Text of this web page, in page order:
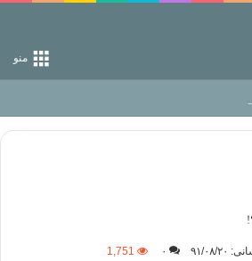
منو
دوری وکناره‌گیری از راه خداست‌!
۰۸/۲۰ ۰ 1,751